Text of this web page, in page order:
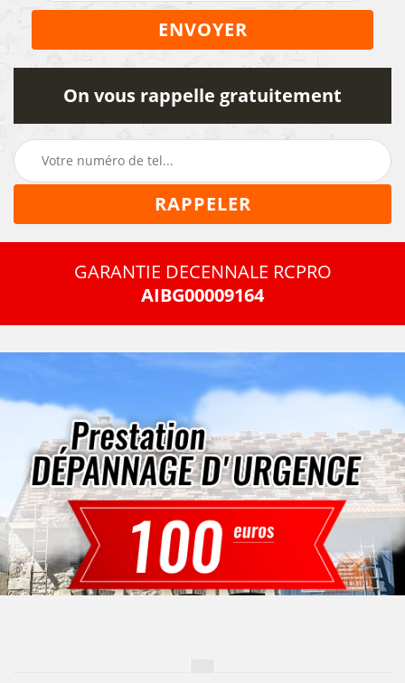
On vous rappelle gratuitement
GARANTIE DECENNALE RCPRO
AIBG00009164